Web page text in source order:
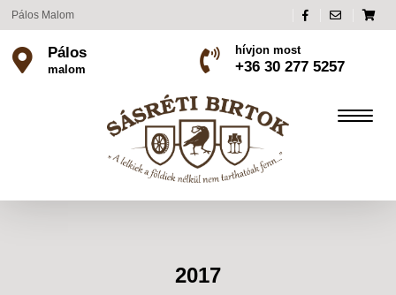
Pálos Malom
Pálos
malom
hívjon most
+36 30 277 5257
2017